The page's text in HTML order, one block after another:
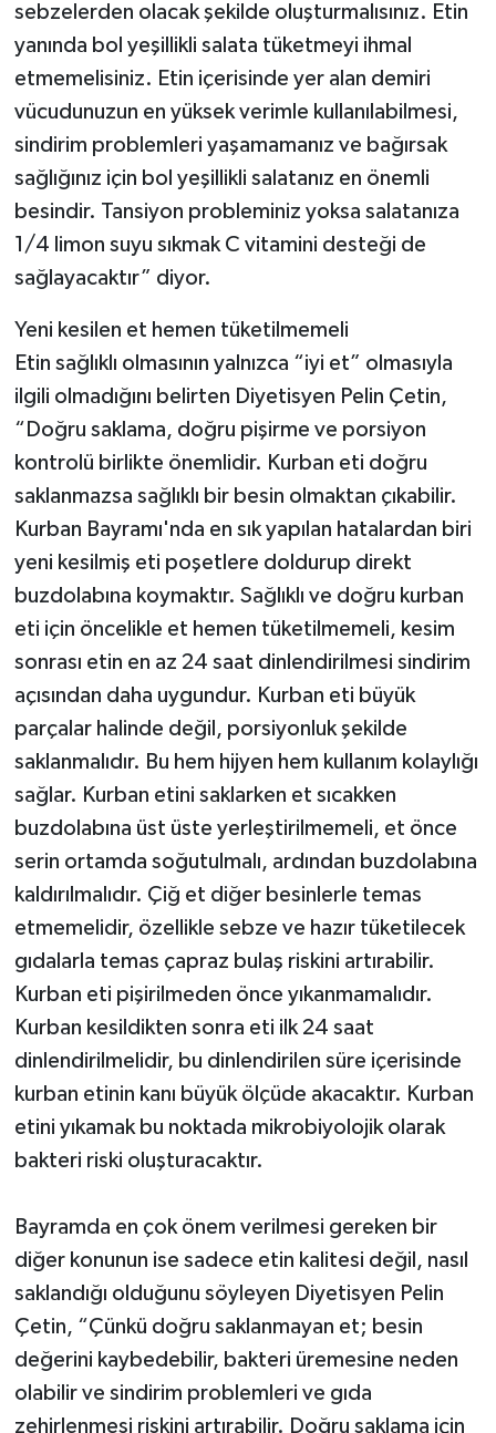
sebzelerden olacak şekilde oluşturmalısınız. Etin
yanında bol yeşillikli salata tüketmeyi ihmal
etmemelisiniz. Etin içerisinde yer alan demiri
vücudunuzun en yüksek verimle kullanılabilmesi,
sindirim problemleri yaşamamanız ve bağırsak
sağlığınız için bol yeşillikli salatanız en önemli
besindir. Tansiyon probleminiz yoksa salatanıza
1/4 limon suyu sıkmak C vitamini desteği de
sağlayacaktır” diyor.
Yeni kesilen et hemen tüketilmemeli
Etin sağlıklı olmasının yalnızca “iyi et” olmasıyla
ilgili olmadığını belirten Diyetisyen Pelin Çetin,
“Doğru saklama, doğru pişirme ve porsiyon
kontrolü birlikte önemlidir. Kurban eti doğru
saklanmazsa sağlıklı bir besin olmaktan çıkabilir.
Kurban Bayramı'nda en sık yapılan hatalardan biri
yeni kesilmiş eti poşetlere doldurup direkt
buzdolabına koymaktır. Sağlıklı ve doğru kurban
eti için öncelikle et hemen tüketilmemeli, kesim
sonrası etin en az 24 saat dinlendirilmesi sindirim
açısından daha uygundur. Kurban eti büyük
parçalar halinde değil, porsiyonluk şekilde
saklanmalıdır. Bu hem hijyen hem kullanım kolaylığı
sağlar. Kurban etini saklarken et sıcakken
buzdolabına üst üste yerleştirilmemeli, et önce
serin ortamda soğutulmalı, ardından buzdolabına
kaldırılmalıdır. Çiğ et diğer besinlerle temas
etmemelidir, özellikle sebze ve hazır tüketilecek
gıdalarla temas çapraz bulaş riskini artırabilir.
Kurban eti pişirilmeden önce yıkanmamalıdır.
Kurban kesildikten sonra eti ilk 24 saat
dinlendirilmelidir, bu dinlendirilen süre içerisinde
kurban etinin kanı büyük ölçüde akacaktır. Kurban
etini yıkamak bu noktada mikrobiyolojik olarak
bakteri riski oluşturacaktır.
Bayramda en çok önem verilmesi gereken bir
diğer konunun ise sadece etin kalitesi değil, nasıl
saklandığı olduğunu söyleyen Diyetisyen Pelin
Çetin, “Çünkü doğru saklanmayan et; besin
değerini kaybedebilir, bakteri üremesine neden
olabilir ve sindirim problemleri ve gıda
zehirlenmesi riskini artırabilir. Doğru saklama için